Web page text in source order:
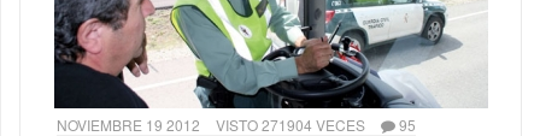
NOVIEMBRE 19 2012 VISTO 271904 VECES 95